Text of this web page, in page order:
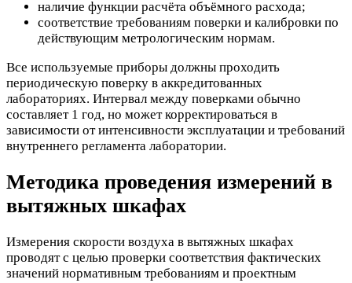
наличие функции расчёта объёмного расхода;
соответствие требованиям поверки и калибровки по
действующим метрологическим нормам.
Все используемые приборы должны проходить
периодическую поверку в аккредитованных
лабораториях. Интервал между поверками обычно
составляет 1 год, но может корректироваться в
зависимости от интенсивности эксплуатации и требований
внутреннего регламента лаборатории.
Методика проведения измерений в
вытяжных шкафах
Измерения скорости воздуха в вытяжных шкафах
проводят с целью проверки соответствия фактических
значений нормативным требованиям и проектным